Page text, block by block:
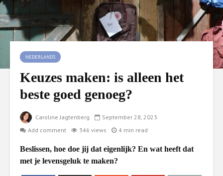
NEDERLANDS
Keuzes maken: is alleen het
beste goed genoeg?
Caroline Jagtenberg
September 28, 2023
Add comment
346 views 4 min read
Beslissen, hoe doe jij dat eigenlijk? En wat heeft dat
met je levensgeluk te maken?